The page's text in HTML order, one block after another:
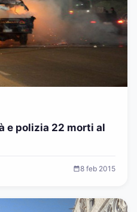
e polizia 22 morti al
8 feb 2015